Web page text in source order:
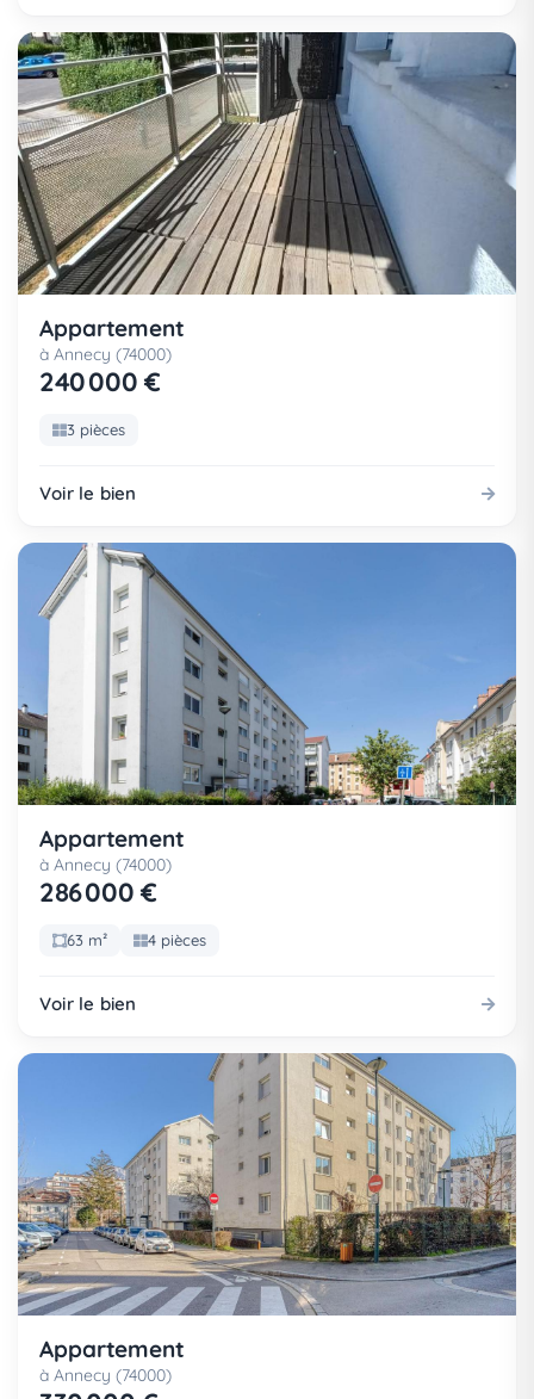
Appartement
à Annecy (74000)
240 000 €
3 pièces
Voir le bien
Appartement
à Annecy (74000)
286 000 €
63 m² 4 pièces
Voir le bien
Appartement
à Annecy (74000)